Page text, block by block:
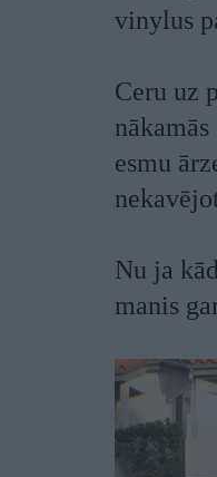
vinylus
Ceru uz
esmu
Nu ja
manis